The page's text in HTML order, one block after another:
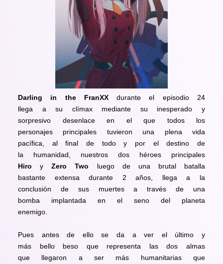
Darling in the FranXXdurante el episodio 24
llega a su clímax mediante su inesperado y
sorpresivo desenlace en el que todos los
personajes principales tuvieron una plena vida
pacífica, al final de todo y por el destino de
la humanidad, nuestros dos héroes principales
HiroyZero Two luego de una brutal batalla
bastante extensa durante 2 años, llega a la
conclusión de sus muertes a través de una
bomba implantada en el seno del planeta
enemigo.
Pues antes de ello se da a ver el último y
más bello beso que representa las dos almas
que llegaron a ser más humanitarias que